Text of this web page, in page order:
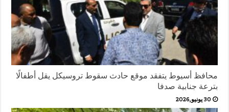
محافظ أسيوط يتفقد موقع حادث سقوط تروسيكل يقل أطفالًا
بترعة جنابية صدفا
30 يونيو,2026